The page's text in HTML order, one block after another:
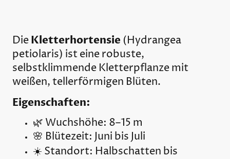
DieKletterhortensie (Hydrangea
petiolaris) ist eine robuste,
selbstklimmende Kletterpflanze mit
weißen, tellerförmigen Blüten.
Eigenschaften:
🌿 Wuchshöhe: 8–15 m
🌸 Blütezeit: Juni bis Juli
☀️ Standort: Halbschatten bis